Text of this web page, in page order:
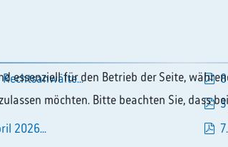
pdf
2026...
pdf
pdf
essenziell für den Betrieb der Seite,
möchten. Bitte beachten Sie,